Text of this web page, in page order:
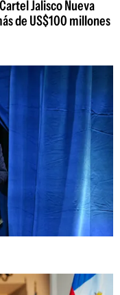
Jalisco Nueva
de US$100 millones